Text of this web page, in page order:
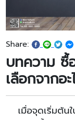
Share:
บทความ ซื้
เลือกจากอ
เมื่อจุดเริ่มต้น